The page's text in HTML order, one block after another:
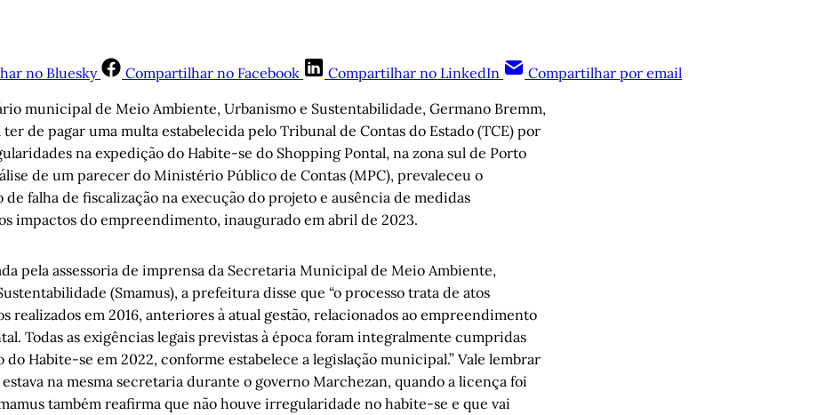
no Bluesky Compartilhar no Facebook Compartilhar no LinkedIn Compartilhar por email
municipal de Meio Ambiente, Urbanismo e Sustentabilidade, Germano Bremm,
de pagar uma multa estabelecida pelo Tribunal de Contas do Estado (TCE) por
na expedição do Habite-se do Shopping Pontal, na zona sul de Porto
de um parecer do Ministério Público de Contas (MPC), prevaleceu o
falha de fiscalização na execução do projeto e ausência de medidas
impactos do empreendimento, inaugurado em abril de 2023.
pela assessoria de imprensa da Secretaria Municipal de Meio Ambiente,
(Smamus), a prefeitura disse que “o processo trata de atos
realizados em 2016, anteriores à atual gestão, relacionados ao empreendimento
Todas as exigências legais previstas à época foram integralmente cumpridas
do Habite-se em 2022, conforme estabelece a legislação municipal.” Vale lembrar
na mesma secretaria durante o governo Marchezan, quando a licença foi
também reafirma que não houve irregularidade no habite-se e que vai